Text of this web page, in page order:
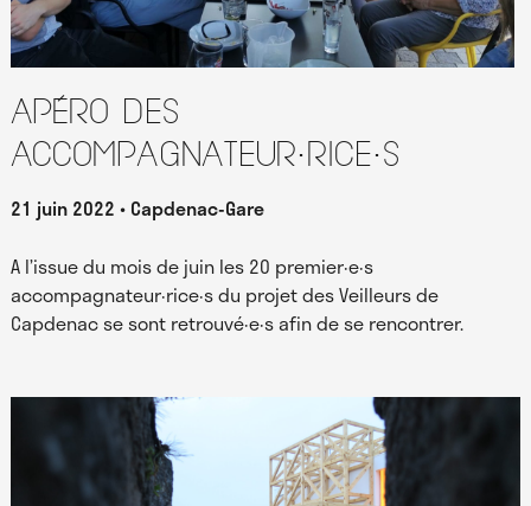
Apéro des
accompagnateur·rice·s
21 juin 2022 Capdenac-Gare
A l’issue du mois de juin les 20 premier·e·s
accompagnateur·rice·s du projet des Veilleurs de
Capdenac se sont retrouvé·e·s afin de se rencontrer.